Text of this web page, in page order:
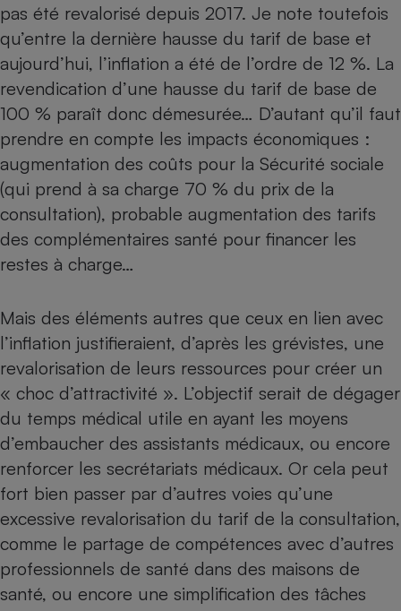
pas été revalorisé depuis 2017. Je note toutefois
qu’entre la dernière hausse du tarif de base et
aujourd’hui, l’inflation a été de l’ordre de 12 %. La
revendication d’une hausse du tarif de base de
100 % paraît donc démesurée… D’autant qu’il faut
prendre en compte les impacts économiques :
augmentation des coûts pour la Sécurité sociale
(qui prend à sa charge 70 % du prix de la
consultation), probable augmentation des tarifs
des complémentaires santé pour financer les
restes à charge…
Mais des éléments autres que ceux en lien avec
l’inflation justifieraient, d’après les grévistes, une
revalorisation de leurs ressources pour créer un
« choc d’attractivité ». L’objectif serait de dégager
du temps médical utile en ayant les moyens
d’embaucher des assistants médicaux, ou encore
renforcer les secrétariats médicaux. Or cela peut
fort bien passer par d’autres voies qu’une
excessive revalorisation du tarif de la consultation,
comme le partage de compétences avec d’autres
professionnels de santé dans des maisons de
santé, ou encore une simplification des tâches
Robot ménager